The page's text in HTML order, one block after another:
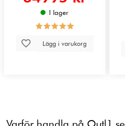
I lager
Lägg i varukorg